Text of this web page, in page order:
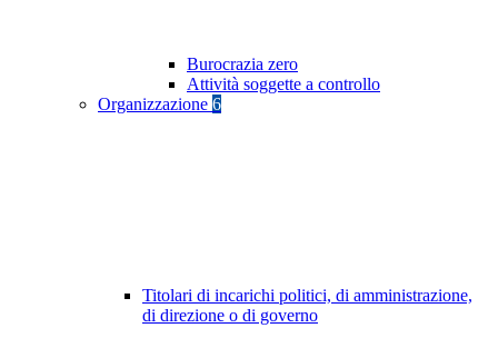
Burocrazia zero
Attività soggette a controllo
Organizzazione 6
Titolari di incarichi politici, di amministrazione,
di direzione o di governo